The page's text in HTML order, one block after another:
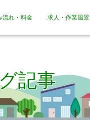
流れ・料金 求人・作業風景
記事